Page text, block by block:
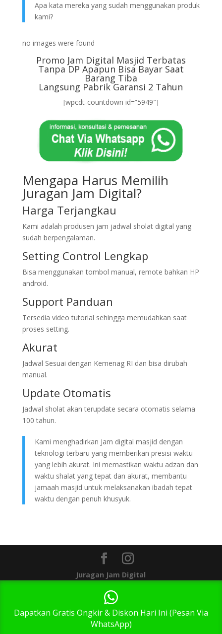
Apa kata mereka yang sudah menggunakan produk
kami?
no images were found
Promo Jam Digital Masjid Terbatas
Tanpa DP Apapun Bisa Bayar Saat
Barang Tiba
Langsung Pabrik Garansi 2 Tahun
[wpcdt-countdown id=”5949″]
Mengapa Harus Memilih
Juragan Jam Digital?
Harga Terjangkau
Kami adalah produsen jam jadwal sholat digital yang
sudah berpengalaman.
Setting Control Lengkap
Bisa menggunakan tombol manual, remote bahkan HP
android.
Support Panduan
Tersedia video tutorial sehingga memudahkan saat
proses setting.
Akurat
Jadwal Sesuai dengan Kemenag RI dan bisa dirubah
manual.
Update Otomatis
Jadwal sholat akan terupdate secara otomatis selama
100 tahun.
Kami menghadirkan Jam digital masjid dengan
teknologi terbaru yang memberikan presisi waktu
yang lebih akurat. Ini memastikan waktu adzan dan
waktu shalat yang tepat dan akurat, membantu
jamaah masjid untuk melaksanakan ibadah tepat
waktu dengan penuh khusyuk.
Juragan Jam Digital
Dapatkan Gratis Ongkir & Diskon Hari Ini (Pesan Via
WhatsApp)